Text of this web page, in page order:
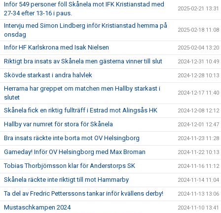
Inför 549 personer föll Skånela mot IFK Kristianstad med
27-34 efter 13-16 i paus.
2025-02-21 13:31
Intervju med Simon Lindberg inför Kristianstad hemma på
onsdag
2025-02-18 11:08
Inför HF Karlskrona med Isak Nielsen 2025-02-04 13:20
Riktigt bra insats av Skånela men gästerna vinner till slut 2024-12-31 10:49
Skövde starkast i andra halvlek 2024-12-28 10:13
Herrarna har greppet om matchen men Hallby starkast i
slutet
2024-12-17 11:40
Skånela fick en riktig fullträff i Estrad mot Alingsås HK 2024-12-08 12:12
Hallby var numret för stora för Skånela 2024-12-01 12:47
Bra insats räckte inte borta mot OV Helsingborg 2024-11-23 11:28
Gameday! Inför OV Helsingborg med Max Broman 2024-11-22 10:13
Tobias Thorbjörnsson klar för Anderstorps SK 2024-11-16 11:12
Skånela räckte inte riktigt till mot Hammarby 2024-11-14 11:04
Ta del av Fredric Petterssons tankar inför kvällens derby! 2024-11-13 13:06
Mustaschkampen 2024 2024-11-10 13:41